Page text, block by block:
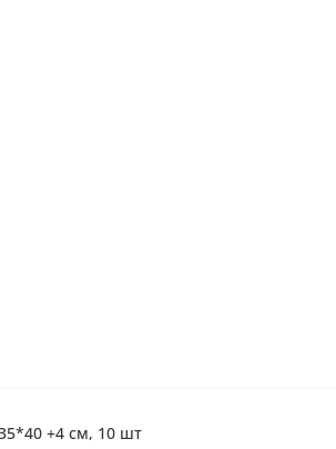
+4 см, 10 шт